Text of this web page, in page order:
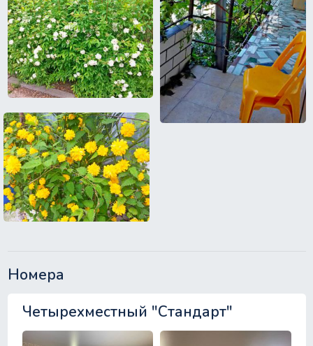
Номера
Четырехместный "Стандарт"